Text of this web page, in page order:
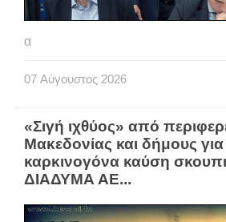
α
07 Αύγουστος 2026
«Σιγή ιχθύος» από
Μακεδονίας και δήμους
καρκινογόνα καύση
ΔΙΑΔΥΜΑ ΑΕ...